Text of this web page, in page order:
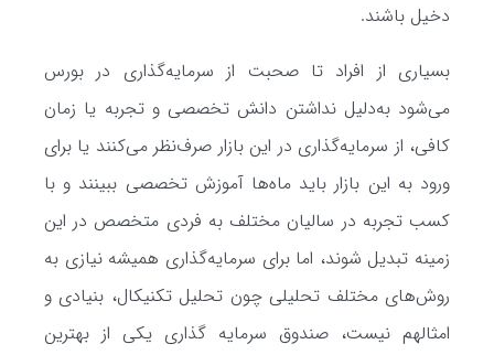
دخیل باشند.
بسیاری از افراد تا صحبت از سرمایه‌گذاری در بورس
می‌شود به‌دلیل نداشتن دانش تخصصی و تجربه یا زمان
کافی، از سرمایه‌گذاری در این بازار صرف‌نظر می‌کنند یا برای
ورود به این بازار باید ماه‌ها آموزش تخصصی ببینند و با
کسب تجربه در سالیان مختلف به فردی متخصص در این
زمینه تبدیل شوند، اما برای سرمایه‌گذاری همیشه نیازی به
روش‌های مختلف تحلیلی چون تحلیل تکنیکال، بنیادی و
امثالهم نیست، صندوق سرمایه گذاری یکی از بهترین